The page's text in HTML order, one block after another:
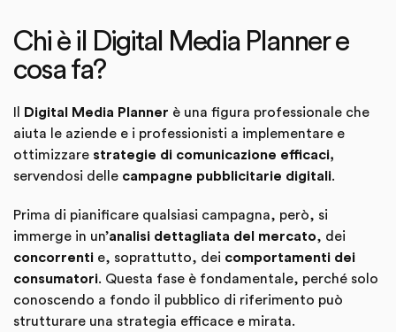
Chi è il Digital Media Planner e
cosa fa?
Digital Media Planner è una figura professionale che
aiuta le aziende e i professionisti a implementare e
ottimizzare strategie di comunicazione efficaci,
servendosi delle campagne pubblicitarie digitali.
Prima di pianificare qualsiasi campagna, però, si
immerge in un’analisi dettagliata del mercato, dei
concorrenti e, soprattutto, dei comportamenti dei
consumatori. Questa fase è fondamentale, perché solo
conoscendo a fondo il pubblico di riferimento può
strutturare una strategia efficace e mirata.